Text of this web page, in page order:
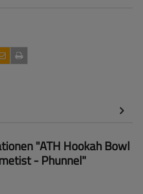
"ATH Hookah Bowl
- Phunnel"